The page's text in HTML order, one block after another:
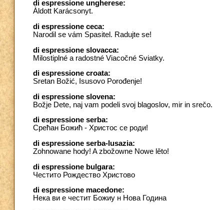
di espressione ungherese:
Àldott Karácsonyt.
di espressione ceca:
Narodil se vám Spasitel. Radujte se!
di espressione slovacca:
Milostiplné a radostné Viacočné Sviatky.
di espressione croata:
Sretan Božić, Isusovo Porođenje!
di espressione slovena:
Božje Dete, naj vam podeli svoj blagoslov, mir in srečo.
di espressione serba:
Среħан Божиħ - Христос се роди!
di espressione serba-lusazia:
Zohnowane hody! A zbožowne Nowe lěto!
di espressione bulgara:
Честито Рождество Христово
di espressione macedone:
Нека ви е честит Божиу н Нова Година